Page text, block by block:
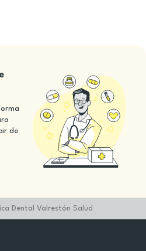
de
Dental Valrestón Salud